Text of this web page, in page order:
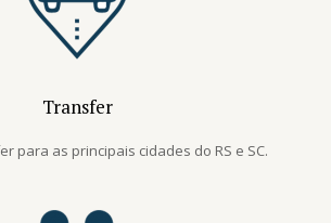
Transfer
para as principais cidades do RS e SC.